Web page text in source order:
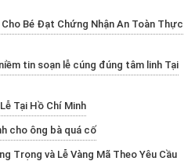
Bé Đạt Chứng Nhận An Toàn Thực
tin soạn lễ cúng đúng tâm linh Tại
Tại Hồ Chí Minh
cho ông bà quá cố
Trọng và Lễ Vàng Mã Theo Yêu Cầu